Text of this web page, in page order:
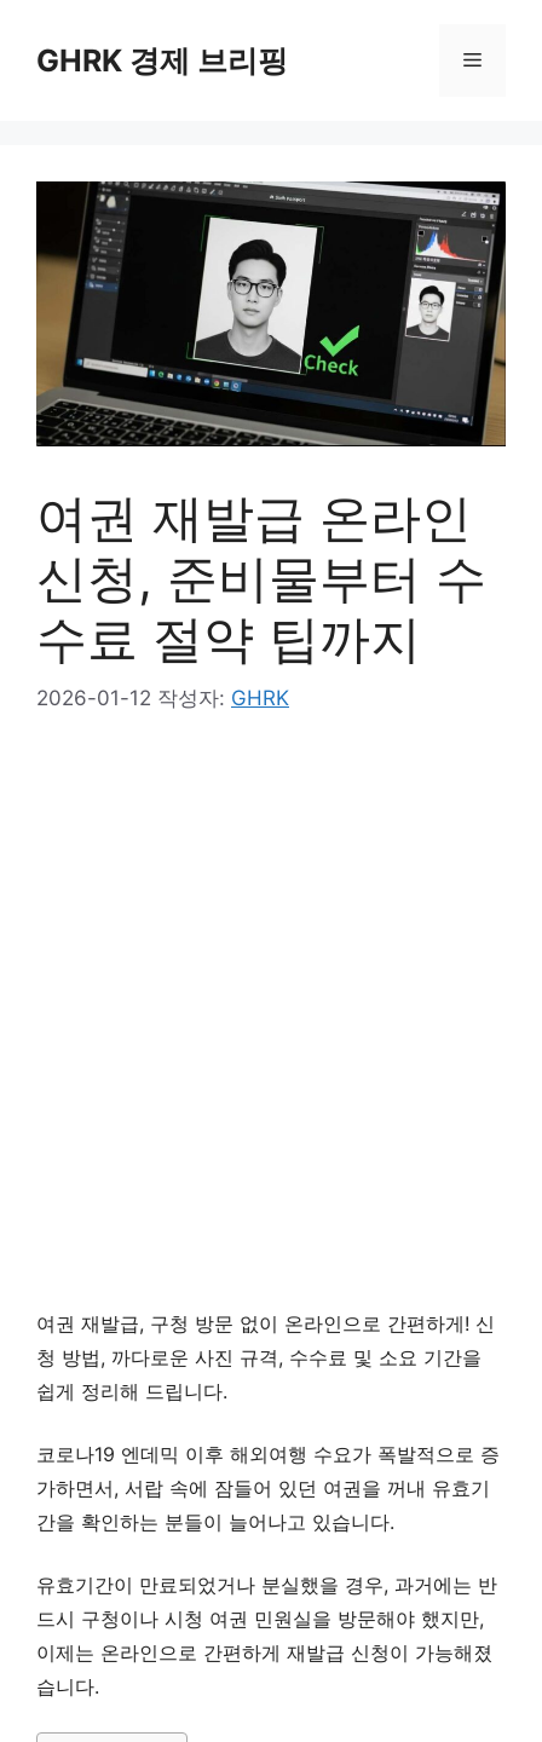
GHRK 경제 브리핑 메
여권 재발급 온라인
신청, 준비물부터 수
수료 절약 팁까지
2026-01-12 작성자: GHRK
여권 재발급, 구청 방문 없이 온라인으로 간편하게! 신
청 방법, 까다로운 사진 규격, 수수료 및 소요 기간을
쉽게 정리해 드립니다.
코로나19 엔데믹 이후 해외여행 수요가 폭발적으로 증
가하면서, 서랍 속에 잠들어 있던 여권을 꺼내 유효기
간을 확인하는 분들이 늘어나고 있습니다.
유효기간이 만료되었거나 분실했을 경우, 과거에는 반
드시 구청이나 시청 여권 민원실을 방문해야 했지만,
이제는 온라인으로 간편하게 재발급 신청이 가능해졌
습니다.